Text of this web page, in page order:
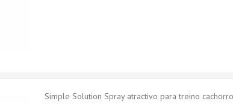
Simple Solution Spray atractivo para treino